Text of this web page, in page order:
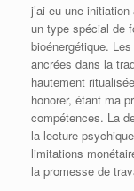
j’ai eu une
un type spécial de
bioénergétique.
ancrées dans la
hautement
honorer, étant ma
compétences. La
la lecture
limitations
la promesse de